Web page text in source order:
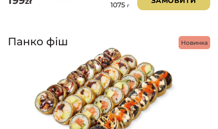
1075 г
Новинка
Панко фіш